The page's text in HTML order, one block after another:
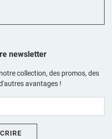
newsletter
collection, des promos, des
avantages !